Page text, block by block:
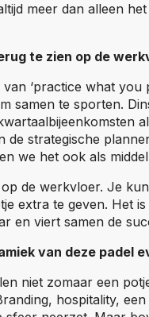
meer dan alleen
te zien op de
‘practice what you
samen te sporten.
de strategische
we het ook als
de werkvloer. Je
extra te geven. Het
en viert samen de
van deze padel
niet zomaar een
hospitality,